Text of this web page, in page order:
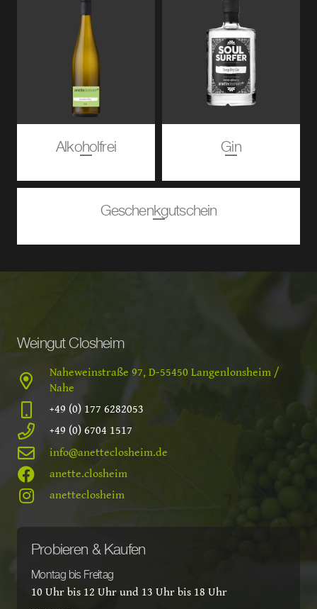
Alkoholfrei Gin
Geschenkgutschein
Weingut Closheim
Naheweinstraße 97, D-55450 Langenlonsheim /
Nahe
+49 (0) 177 6282053
+49 (0) 6704 1517
info@anetteclosheim.de
anette.closheim
anetteclosheim
Probieren & Kaufen
Montag bis Freitag
10 Uhr bis 12 Uhr und 13 Uhr bis 18 Uhr